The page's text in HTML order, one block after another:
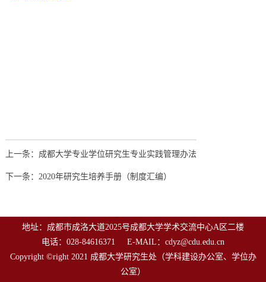
上一条：成都大学专业学位研究生专业实践管理办法
下一条：2020年研究生培养手册（制度汇编）
地址：成都市成洛大道2025号成都大学学术交流中心A区二楼
电话：028-84616371 E-MAIL：cdyz@cdu.edu.cn
Copyright ©right 2021 成都大学研究生处（学科建设办公室、学位办
公室）